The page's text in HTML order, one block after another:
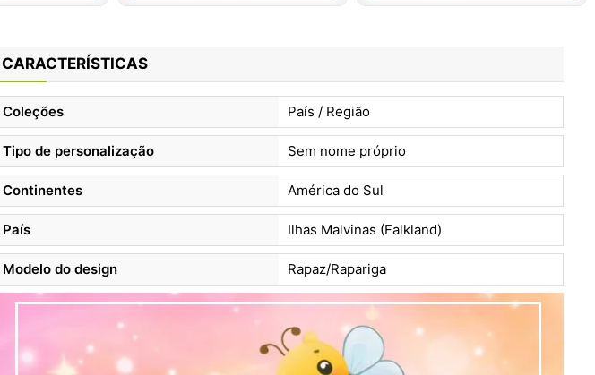
CARACTERÍSTICAS
Coleções País / Região
Tipo de personalização Sem nome próprio
Continentes América do Sul
País Ilhas Malvinas (Falkland)
Modelo do design Rapaz/Rapariga